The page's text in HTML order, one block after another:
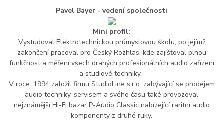
Pavel Bayer - vedení společnosti
Mini profil:
Vystudoval Elektrotechnickou průmyslovou školu, po jejímž
zakončení pracoval pro Český Rozhlas, kde zajišťoval plnou
funkčnost a měření všech drahých profesionálních audio zařízení
a studiové techniky.
V roce. 1994 založil firmu StudioLine s.r.o. zabývající se prodejem
audio techniky, servisem a svého času také provozoval
nejznámější Hi-Fi bazar P-Audio Classic nabízející raritní audio
komponenty z druhé ruky.